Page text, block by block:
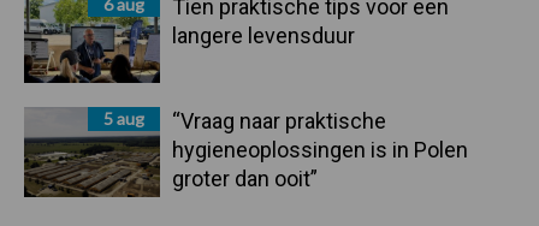
Tien praktische tips voor een
langere levensduur
5 aug
“Vraag naar praktische
hygieneoplossingen is in Polen
groter dan ooit”